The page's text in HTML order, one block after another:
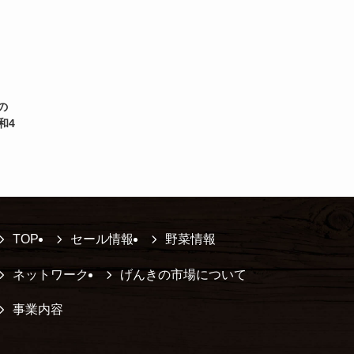
4
TOP セール情報 野菜情報
ネットワーク げんきの市場について
事業内容